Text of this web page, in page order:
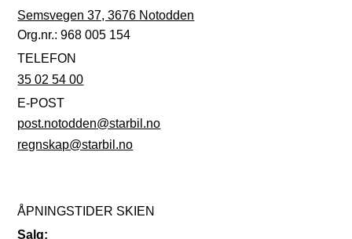
Semsvegen 37, 3676 Notodden
Org.nr.: 968 005 154
TELEFON
35 02 54 00
E-POST
post.notodden@starbil.no
regnskap@starbil.no
ÅPNINGSTIDER SKIEN
Salg: